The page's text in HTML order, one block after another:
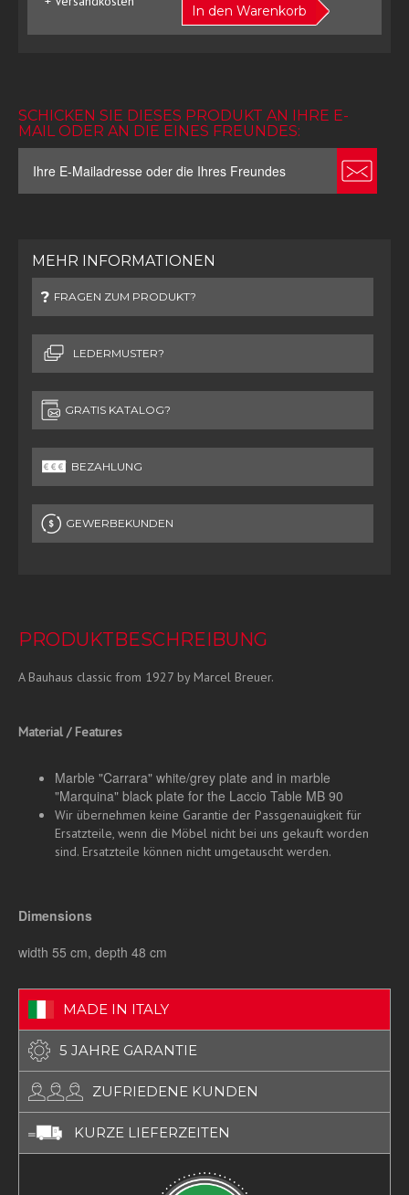
In den Warenkorb
SCHICKEN SIE DIESES PRODUKT AN IHRE E-
MAIL ODER AN DIE EINES FREUNDES:
MEHR INFORMATIONEN
FRAGEN ZUM PRODUKT?
LEDERMUSTER?
GRATIS KATALOG?
BEZAHLUNG
GEWERBEKUNDEN
PRODUKTBESCHREIBUNG
A Bauhaus classic from 1927 by Marcel Breuer.
Material / Features
Marble "Carrara" white/grey plate and in marble
"Marquina" black plate for the Laccio Table MB 90
Wir übernehmen keine Garantie der Passgenauigkeit für
Ersatzteile, wenn die Möbel nicht bei uns gekauft worden
sind. Ersatzteile können nicht umgetauscht werden.
Dimensions
width 55 cm, depth 48 cm
MADE IN ITALY
5 JAHRE GARANTIE
ZUFRIEDENE KUNDEN
KURZE LIEFERZEITEN